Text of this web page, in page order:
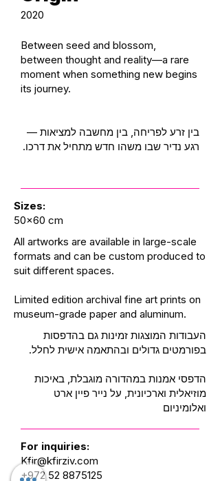
2020
Between seed and blossom,
between thought and reality—a rare
moment when something new begins
its journey.
בין זרע לפריחה, בין מחשבה למציאות —
רגע נדיר שבו משהו חדש מתחיל את דרכו.
Sizes:
50x60 cm
All artworks are available in large-scale
formats and can be custom produced to
suit different spaces.
Limited edition archival fine art prints on
museum-grade paper and aluminum.
העבודות המוצגות זמינות גם בהדפסות
בפורמטים גדולים ובהתאמה אישית לחלל.
הדפסי אמנות במהדורה מוגבלת, באיכות
מוזיאלית וארכיונית, על נייר פיין ארט
ואלומיניום
For inquiries:
Kfir@kfirziv.com
+972 52 8875125